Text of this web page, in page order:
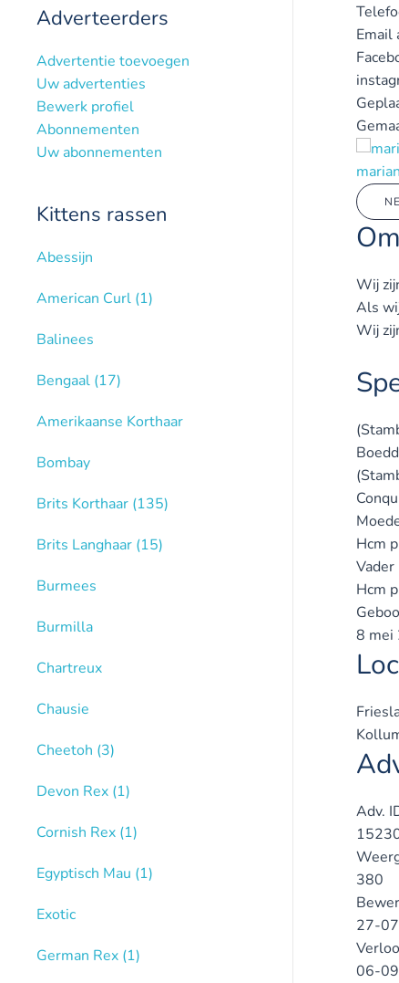
Email
Wij
Als
Wij
Hcm
Hcm
8 mei
Adv.
380
27-
06-
Adverteerders
Advertentie toevoegen
Uw advertenties
Bewerk profiel
Abonnementen
Uw abonnementen
Kittens rassen
Abessijn
American Curl (1)
Balinees
Bengaal (17)
Amerikaanse Korthaar
Bombay
Brits Korthaar (135)
Brits Langhaar (15)
Burmees
Burmilla
Chartreux
Chausie
Cheetoh (3)
Devon Rex (1)
Cornish Rex (1)
Egyptisch Mau (1)
Exotic
German Rex (1)